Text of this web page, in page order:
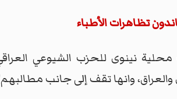
تظاهرات الأطباء
وانها تقف إلى جانب